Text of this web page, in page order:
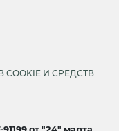
И СРЕДСТВ